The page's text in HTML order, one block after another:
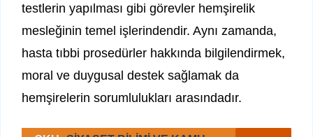
testlerin yapılması gibi görevler hemşirelik
mesleğinin temel işlerindendir. Aynı zamanda,
hasta tıbbi prosedürler hakkında bilgilendirmek,
moral ve duygusal destek sağlamak da
hemşirelerin sorumlulukları arasındadır.